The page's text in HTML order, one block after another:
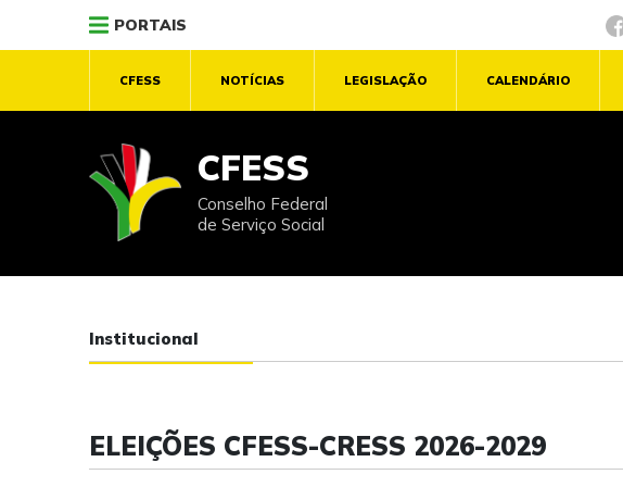
PORTAIS
CFESS NOTÍCIAS LEGISLAÇÃO CALENDÁRIO
CFESS
Conselho Federal
de Serviço Social
Institucional
ELEIÇÕES CFESS-CRESS 2026-2029